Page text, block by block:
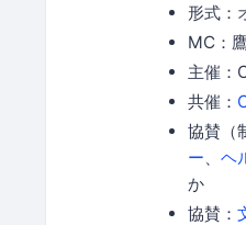
形式：
MC：
主催：
共催：
協賛（
ー
ヘ
か
協賛：